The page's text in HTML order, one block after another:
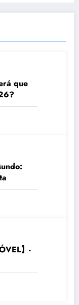
que
】-